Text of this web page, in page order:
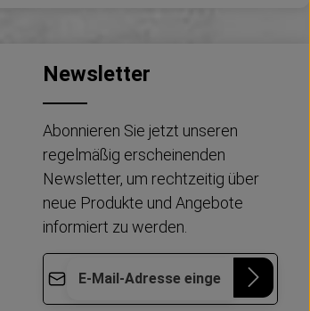
Newsletter
Abonnieren Sie jetzt unseren
regelmäßig erscheinenden
Newsletter, um rechtzeitig über
neue Produkte und Angebote
informiert zu werden.